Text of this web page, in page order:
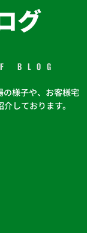
グ
BLOG
の様子や、お客様宅
しております。